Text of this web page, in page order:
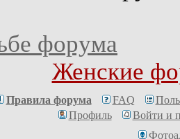
форума
Женские
Правила форума FAQ
Профиль
Войти и